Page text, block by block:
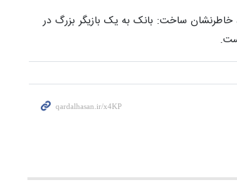
مرز ۱۸ میلیون مشتری و پرداخت بیش از ۲۰ میلیون فقره وام، خاطرنشان ساخت: بانک به یک بازیگر بزرگ در